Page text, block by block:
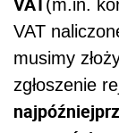
(m.in.
VAT
musimy
zgłoszenie
najpóźniej